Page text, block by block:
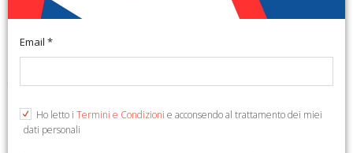
particolari. Opere 1966-1993
Testo Italiano e Inglese. Milano, 2012; br., pp. 70, ill. e tavv. b/n
e col., cm 24,5x30.
Email *
Ho letto i Termini e Condizioni e acconsendo al trattamento dei miei
dati personali